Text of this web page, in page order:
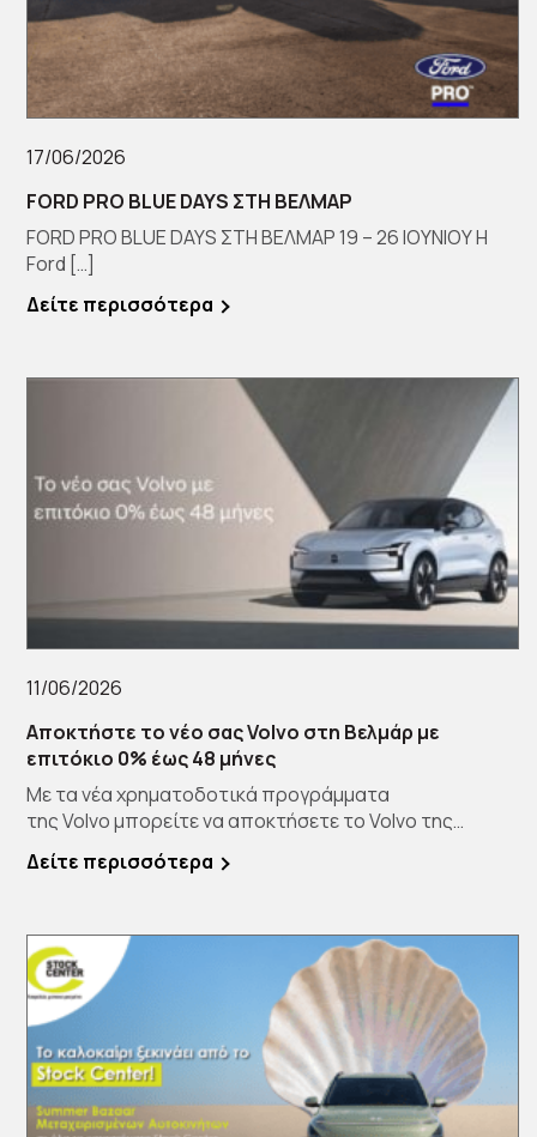
17/06/2026
FORD PRO BLUE DAYS ΣΤΗ ΒΕΛΜΑΡ
FORD PRO BLUE DAYS ΣΤΗ ΒΕΛΜΑΡ 19 – 26 ΙΟΥΝΙΟΥ Η
Ford […]
Δείτε περισσότερα
11/06/2026
Αποκτήστε το νέο σας Volvo στη Βελμάρ με
επιτόκιο 0% έως 48 μήνες
Με τα νέα χρηματοδοτικά προγράμματα
της Volvo μπορείτε να αποκτήσετε το Volvo της
επιλογής […]
Δείτε περισσότερα